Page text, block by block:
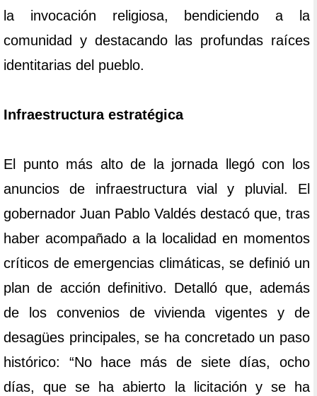
la invocación religiosa, bendiciendo a la
comunidad y destacando las profundas raíces
identitarias del pueblo.
Infraestructura estratégica
El punto más alto de la jornada llegó con los
anuncios de infraestructura vial y pluvial. El
gobernador Juan Pablo Valdés destacó que, tras
haber acompañado a la localidad en momentos
críticos de emergencias climáticas, se definió un
plan de acción definitivo. Detalló que, además
de los convenios de vivienda vigentes y de
desagües principales, se ha concretado un paso
histórico: “No hace más de siete días, ocho
días, que se ha abierto la licitación y se ha